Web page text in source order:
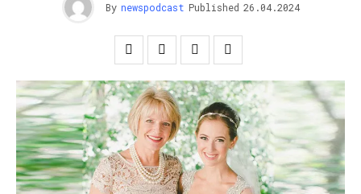
By newspodcast Published 26.04.2024